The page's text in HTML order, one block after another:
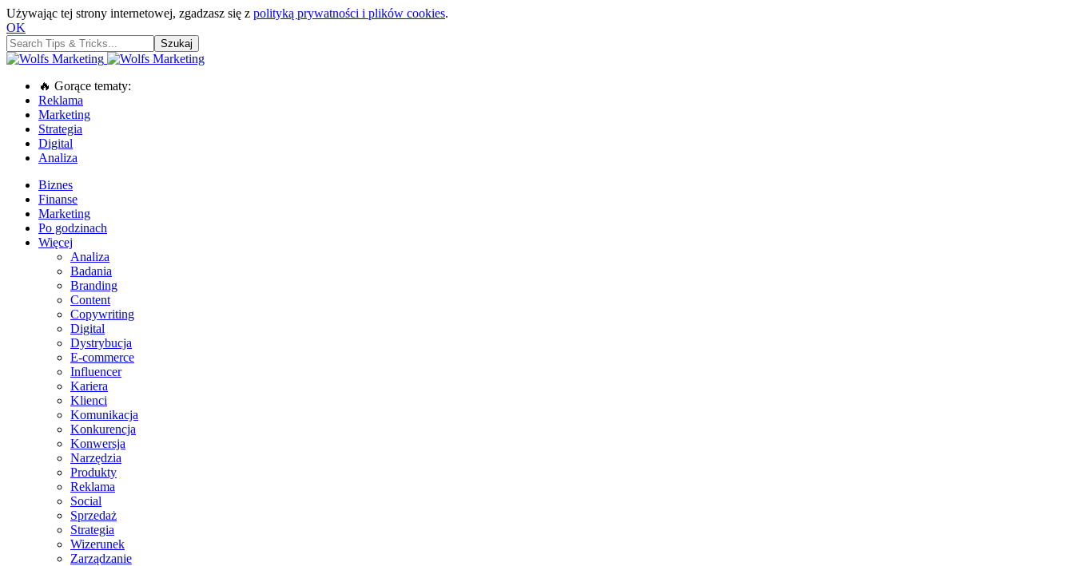
Używając tej strony internetowej, zgadzasz się z polityką prywatności i plików cookies.
OK
🔥 Gorące tematy:
Reklama
Marketing
Strategia
Digital
Analiza
Biznes
Finanse
Marketing
Po godzinach
Więcej
Analiza
Badania
Branding
Content
Copywriting
Digital
Dystrybucja
E-commerce
Influencer
Kariera
Klienci
Komunikacja
Konkurencja
Konwersja
Narzędzia
Produkty
Reklama
Social
Sprzedaż
Strategia
Wizerunek
Zarządzanie